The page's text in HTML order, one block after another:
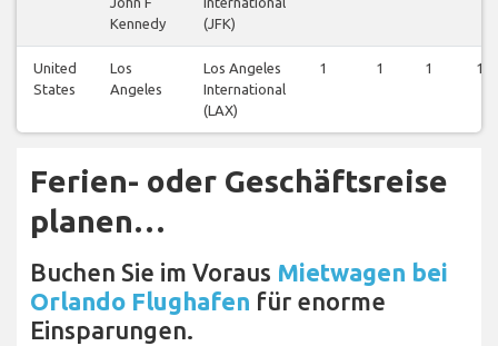
Kennedy
(JFK)
United
States
Los
Angeles
Los Angeles
International
(LAX)
1 1 1 1
Ferien- oder Geschäftsreise
planen…
Buchen Sie im Voraus Mietwagen bei
Orlando Flughafen für enorme
Einsparungen.